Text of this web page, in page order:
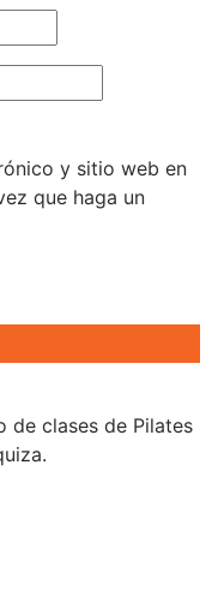
y sitio web en
que haga un
de clases de Pilates